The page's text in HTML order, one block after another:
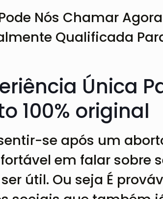
Nós Chamar
Qualificada
Única
100% original
se após um
em falar sobre
útil. Ou seja É